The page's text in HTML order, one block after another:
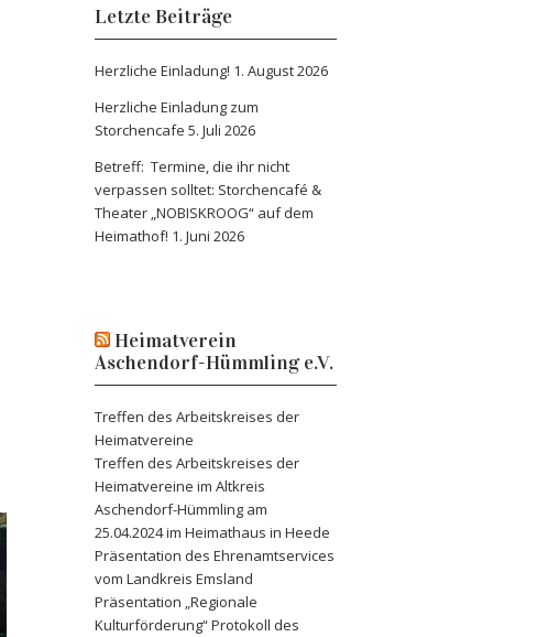
Letzte Beiträge
Herzliche Einladung! 1. August 2026
Herzliche Einladung zum
Storchencafe 5. Juli 2026
Betreff: Termine, die ihr nicht
verpassen solltet: Storchencafé &
Theater „NOBISKROOG“ auf dem
Heimathof! 1. Juni 2026
Heimatverein
Aschendorf-Hümmling e.V.
Treffen des Arbeitskreises der
Heimatvereine
Treffen des Arbeitskreises der
Heimatvereine im Altkreis
Aschendorf-Hümmling am
25.04.2024 im Heimathaus in Heede
Präsentation des Ehrenamtservices
vom Landkreis Emsland
Präsentation „Regionale
Kulturförderung“ Protokoll des